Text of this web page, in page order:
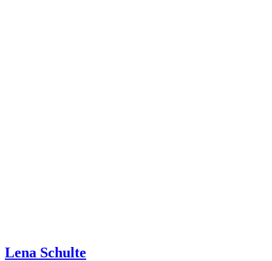
Lena Schulte